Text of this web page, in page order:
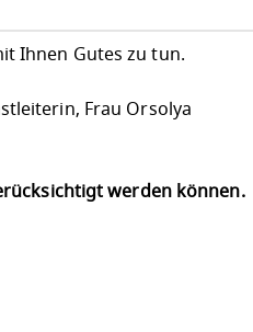
Ihnen Gutes zu tun.
Frau Orsolya
werden können.